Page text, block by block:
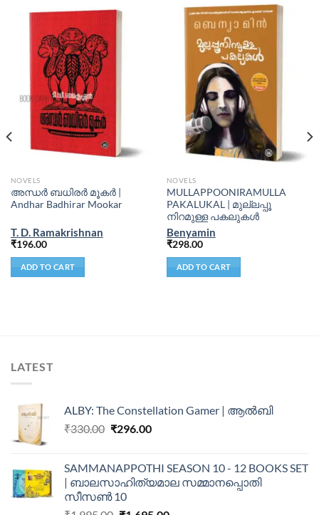
NOVELS
അന്ധര്‍ ബധിരര്‍ മൂകര്‍ |
Andhar Badhirar Mookar
T. D. Ramakrishnan
₹196.00
ADD TO CART
NOVELS
MULLAPPOONIRAMULLA
PAKALUKAL | മുല്ലപ്പൂ
നിറമുള്ള പകലുകള്‍
Benyamin
₹298.00
ADD TO CART
LATEST
ALBY: The Constellation Gamer | ആൽബി
₹330.00 ₹296.00
SAMMANAPPOTHI SEASON 10 - 12 BOOKS SET
| ബാലസാഹിത്യമാല സമ്മാനപ്പൊതി
സീസൺ 10